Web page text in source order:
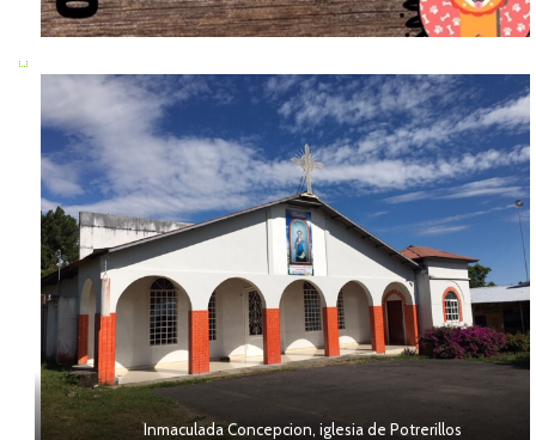
Inmaculada Concepcion, iglesia de Potrerillos